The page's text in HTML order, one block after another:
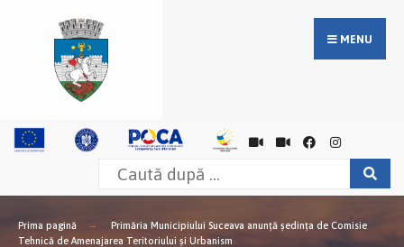
MENU
Prima pagină
Primăria Municipiului Suceava anunță ședința de Comisie
Tehnică de Amenajarea Teritoriului și Urbanism